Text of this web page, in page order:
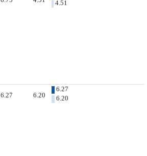
4.51
6.27 6.20
6.27
6.20